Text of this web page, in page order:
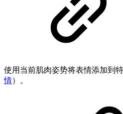
使用当前肌肉姿势将表情添加到
情）。